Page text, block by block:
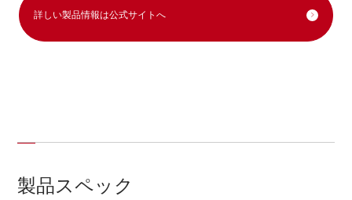
詳しい製品情報は公式サイトへ
製品スペック